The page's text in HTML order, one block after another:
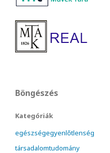
Böngészés
Kategóriák
egészségegyenlőtlenség
társadalomtudomány